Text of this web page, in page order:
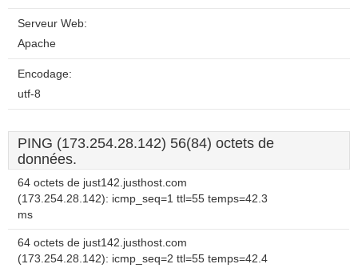
Serveur Web:
Apache
Encodage:
utf-8
PING (173.254.28.142) 56(84) octets de
données.
64 octets de just142.justhost.com
(173.254.28.142): icmp_seq=1 ttl=55 temps=42.3
ms
64 octets de just142.justhost.com
(173.254.28.142): icmp_seq=2 ttl=55 temps=42.4